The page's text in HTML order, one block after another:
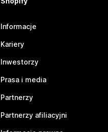
Informacje
Kariery
Inwestorzy
Prasa i media
Partnerzy
Partnerzy afiliacyjni